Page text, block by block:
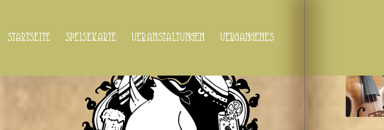
startseite speisekarte veranstaltungen vergangenes